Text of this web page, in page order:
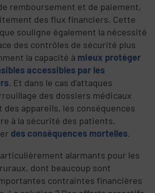
remboursement et de paiement,
des flux financiers. Cette
souligne également la nécessité
des contrôles de sécurité plus
la capacité à mieux protéger
accessibles par les
. Et dans le cas d’attaques
des dossiers médicaux
appareils, les conséquences
à la sécurité des patients,
des conséquences mortelles.
alarmants pour les
dont beaucoup sont
contraintes financières